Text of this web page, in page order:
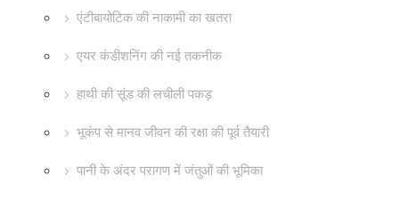
एंटीबायोटिक की नाकामी का खतरा
एयर कंडीशनिंग की नई तकनीक
हाथी की सूंड की लचीली पकड़
भूकंप से मानव जीवन की रक्षा की पूर्व तैयारी
पानी के अंदर परागण में जंतुओं की भूमिका